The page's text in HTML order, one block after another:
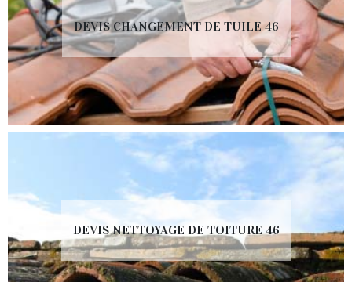
DEVIS CHANGEMENT DE TUILE 46
DEVIS NETTOYAGE DE TOITURE 46